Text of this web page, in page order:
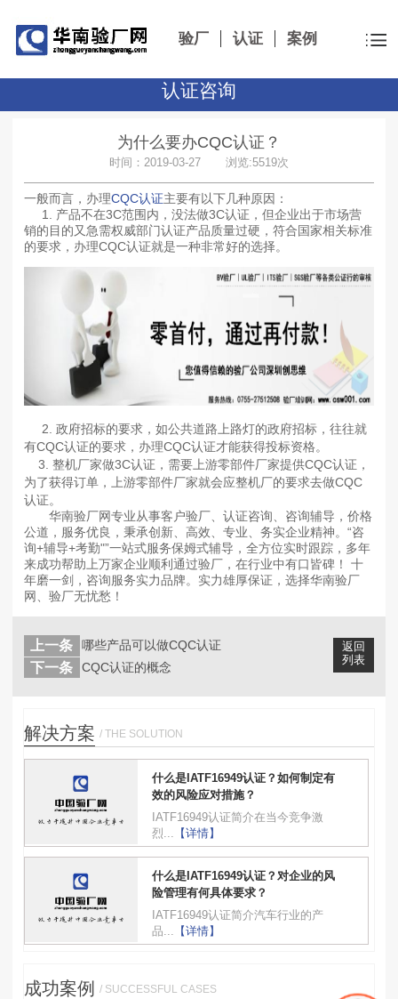
验厂 认证 案例
认证咨询
为什么要办CQC认证？
时间：2019-03-27 浏览:5519次
一般而言，办理CQC认证主要有以下几种原因：
1. 产品不在3C范围内，没法做3C认证，但企业出于市场营
销的目的又急需权威部门认证产品质量过硬，符合国家相关标准
的要求，办理CQC认证就是一种非常好的选择。
2. 政府招标的要求，如公共道路上路灯的政府招标，往往就
有CQC认证的要求，办理CQC认证才能获得投标资格。
3. 整机厂家做3C认证，需要上游零部件厂家提供CQC认证，
为了获得订单，上游零部件厂家就会应整机厂的要求去做CQC
认证。
华南验厂网专业从事客户验厂、认证咨询、咨询辅导，价格
公道，服务优良，秉承创新、高效、专业、务实企业精神。“咨
询+辅导+考勤"”一站式服务保姆式辅导，全方位实时跟踪，多年
来成功帮助上万家企业顺利通过验厂，在行业中有口皆碑！ 十
年磨一剑，咨询服务实力品牌。实力雄厚保证，选择华南验厂
网、验厂无忧愁！
返回
列表
上一条 哪些产品可以做CQC认证
下一条 CQC认证的概念
解决方案 / THE SOLUTION
什么是IATF16949认证？如何制定有
效的风险应对措施？
IATF16949认证简介在当今竞争激
烈...
【详情】
什么是IATF16949认证？对企业的风
险管理有何具体要求？
IATF16949认证简介汽车行业的产
品...
【详情】
成功案例 / SUCCESSFUL CASES